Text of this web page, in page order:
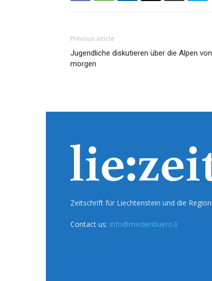
Previous article
Jugendliche diskutieren über die Alpen von
morgen
Zeitschrift für Liechtenstein und die Region
Contact us: info@medienbuero.li